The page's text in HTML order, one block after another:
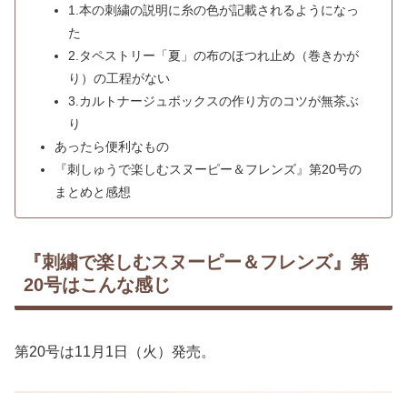
1.本の刺繍の説明に糸の色が記載されるようになっ
た
2.タペストリー「夏」の布のほつれ止め（巻きかが
り）の工程がない
3.カルトナージュボックスの作り方のコツが無茶ぶ
り
あったら便利なもの
『刺しゅうで楽しむスヌーピー＆フレンズ』第20号の
まとめと感想
『刺繍で楽しむスヌーピー＆フレンズ』第
20号はこんな感じ
第20号は11月1日（火）発売。